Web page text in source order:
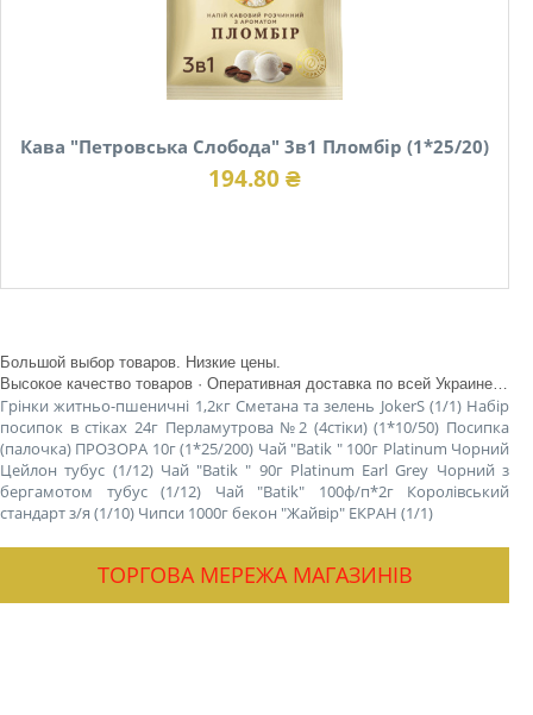
Кава "Петровська Слобода" 3в1 Пломбір (1*25/20)
194.80 ₴
Большой выбор товаров. Низкие цены.
Высокое качество товаров · Оперативная доставка по всей Украине · Удобная оплата
Грінки житньо-пшеничні 1,2кг Сметана та зелень JokerS (1/1) Набір
посипок в стіках 24г Перламутрова №2 (4стіки) (1*10/50) Посипка
(палочка) ПРОЗОРА 10г (1*25/200) Чай "Batik " 100г Platinum Чорний
Цейлон тубус (1/12) Чай "Batik " 90г Platinum Earl Grey Чорний з
бергамотом тубус (1/12)
Чай "Batik" 100ф/п*2г Королівський
стандарт з/я (1/10) Чипси 1000г бекон "Жайвір" ЕКРАН (1/1)
ТОРГОВА МЕРЕЖА МАГАЗИНІВ